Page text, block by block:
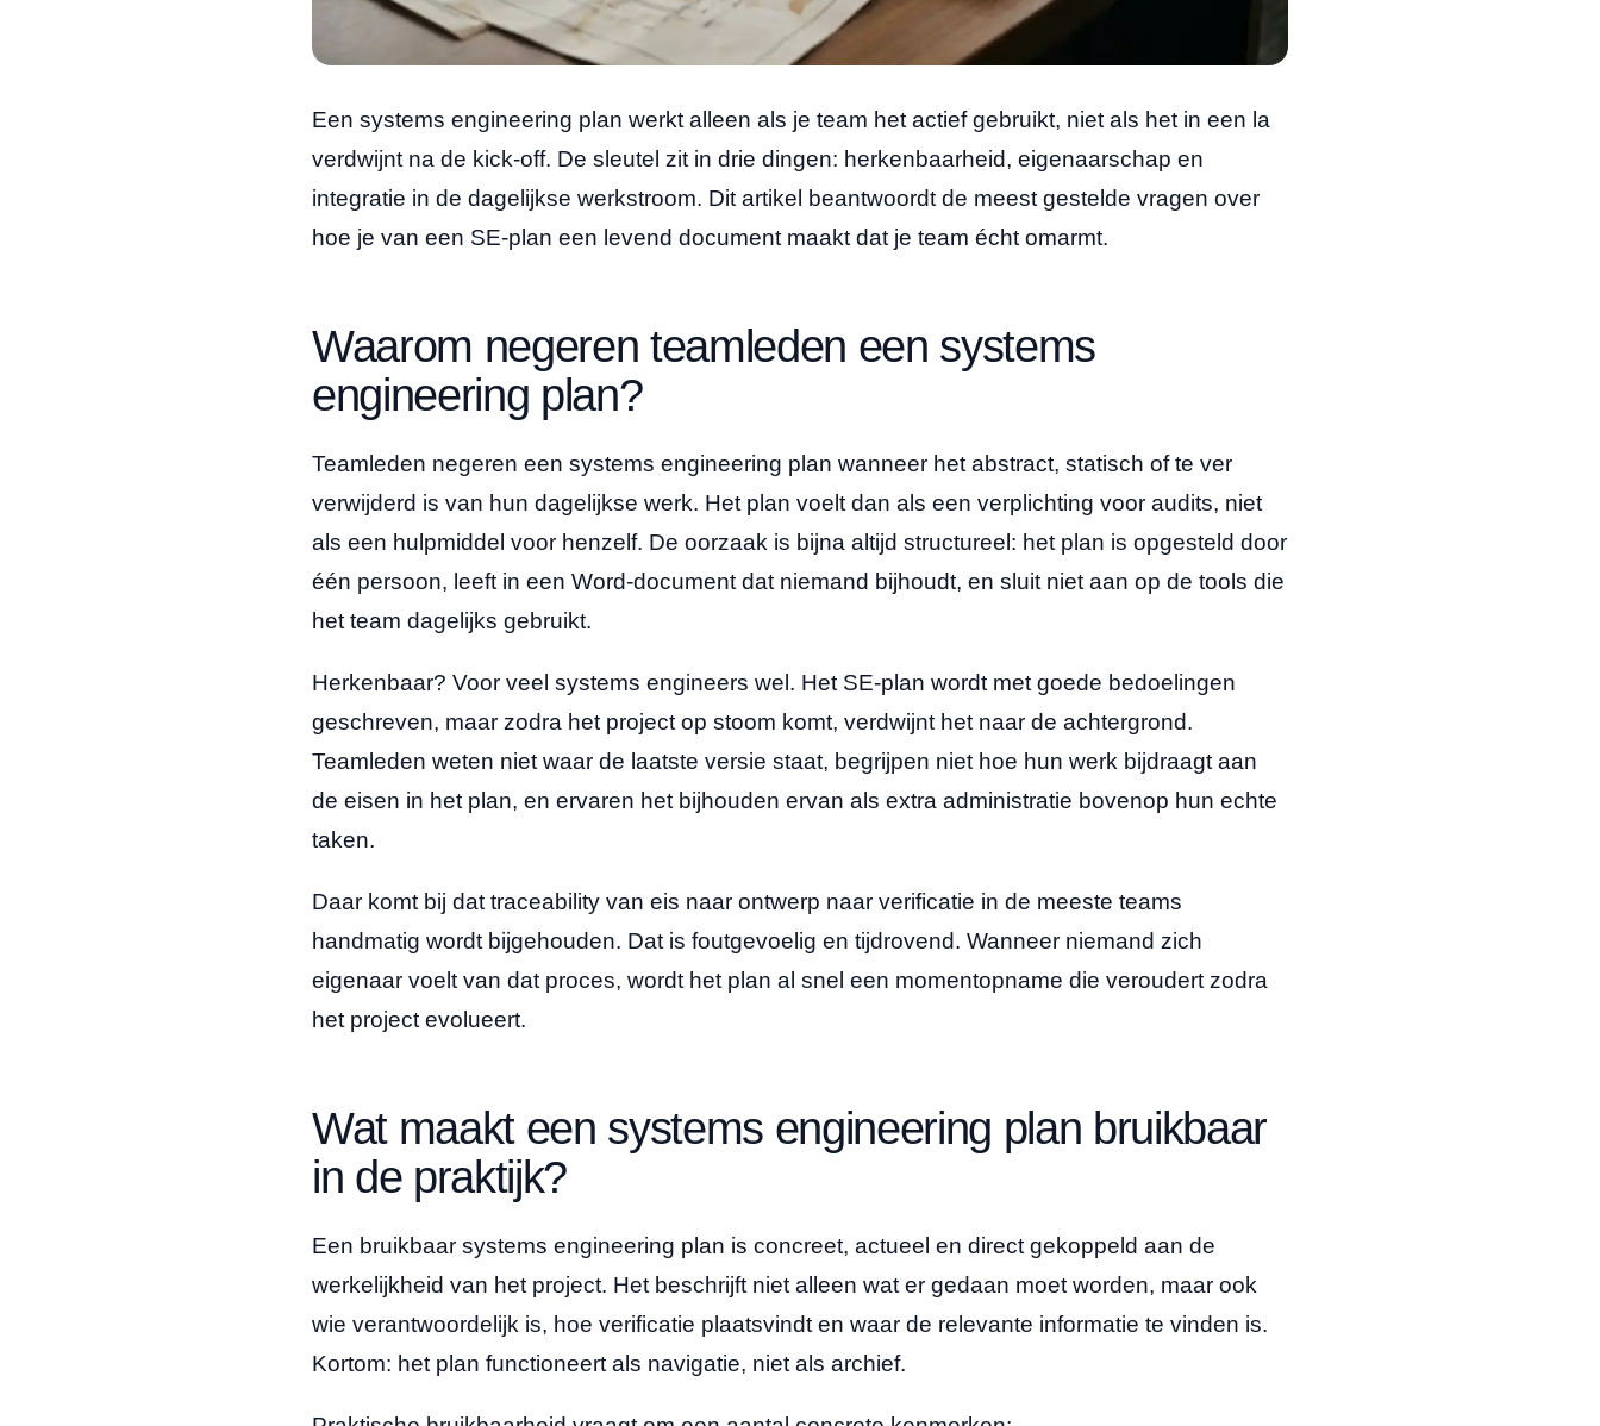
Een systems engineering plan werkt alleen als je team het actief gebruikt, niet als het in een la
verdwijnt na de kick-off. De sleutel zit in drie dingen: herkenbaarheid, eigenaarschap en
integratie in de dagelijkse werkstroom. Dit artikel beantwoordt de meest gestelde vragen over
hoe je van een SE-plan een levend document maakt dat je team écht omarmt.
Waarom negeren teamleden een systems
engineering plan?
Teamleden negeren een systems engineering plan wanneer het abstract, statisch of te ver
verwijderd is van hun dagelijkse werk. Het plan voelt dan als een verplichting voor audits, niet
als een hulpmiddel voor henzelf. De oorzaak is bijna altijd structureel: het plan is opgesteld door
één persoon, leeft in een Word-document dat niemand bijhoudt, en sluit niet aan op de tools die
het team dagelijks gebruikt.
Herkenbaar? Voor veel systems engineers wel. Het SE-plan wordt met goede bedoelingen
geschreven, maar zodra het project op stoom komt, verdwijnt het naar de achtergrond.
Teamleden weten niet waar de laatste versie staat, begrijpen niet hoe hun werk bijdraagt aan
de eisen in het plan, en ervaren het bijhouden ervan als extra administratie bovenop hun echte
taken.
Daar komt bij dat traceability van eis naar ontwerp naar verificatie in de meeste teams
handmatig wordt bijgehouden. Dat is foutgevoelig en tijdrovend. Wanneer niemand zich
eigenaar voelt van dat proces, wordt het plan al snel een momentopname die veroudert zodra
het project evolueert.
Wat maakt een systems engineering plan bruikbaar
in de praktijk?
Een bruikbaar systems engineering plan is concreet, actueel en direct gekoppeld aan de
werkelijkheid van het project. Het beschrijft niet alleen wat er gedaan moet worden, maar ook
wie verantwoordelijk is, hoe verificatie plaatsvindt en waar de relevante informatie te vinden is.
Kortom: het plan functioneert als navigatie, niet als archief.